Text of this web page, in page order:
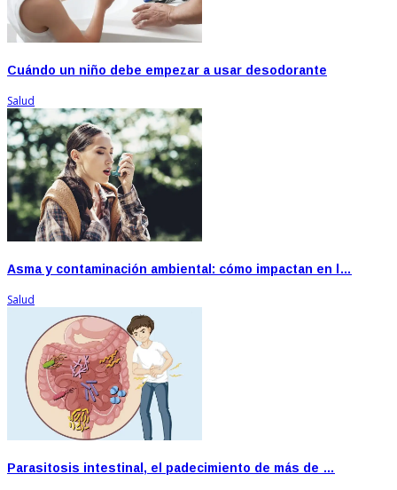
Cuándo un niño debe empezar a usar desodorante
Salud
Asma y contaminación ambiental: cómo impactan en l…
Salud
Parasitosis intestinal, el padecimiento de más de …